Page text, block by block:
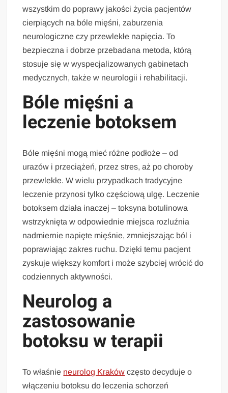
wszystkim do poprawy jakości życia pacjentów
cierpiących na bóle mięśni, zaburzenia
neurologiczne czy przewlekłe napięcia. To
bezpieczna i dobrze przebadana metoda, którą
stosuje się w wyspecjalizowanych gabinetach
medycznych, także w neurologii i rehabilitacji.
Bóle mięśni a
leczenie botoksem
Bóle mięśni mogą mieć różne podłoże – od
urazów i przeciążeń, przez stres, aż po choroby
przewlekłe. W wielu przypadkach tradycyjne
leczenie przynosi tylko częściową ulgę. Leczenie
botoksem działa inaczej – toksyna botulinowa
wstrzyknięta w odpowiednie miejsca rozluźnia
nadmiernie napięte mięśnie, zmniejszając ból i
poprawiając zakres ruchu. Dzięki temu pacjent
zyskuje większy komfort i może szybciej wrócić do
codziennych aktywności.
Neurolog a
zastosowanie
botoksu w terapii
To właśnie neurolog Kraków często decyduje o
włączeniu botoksu do leczenia schorzeń